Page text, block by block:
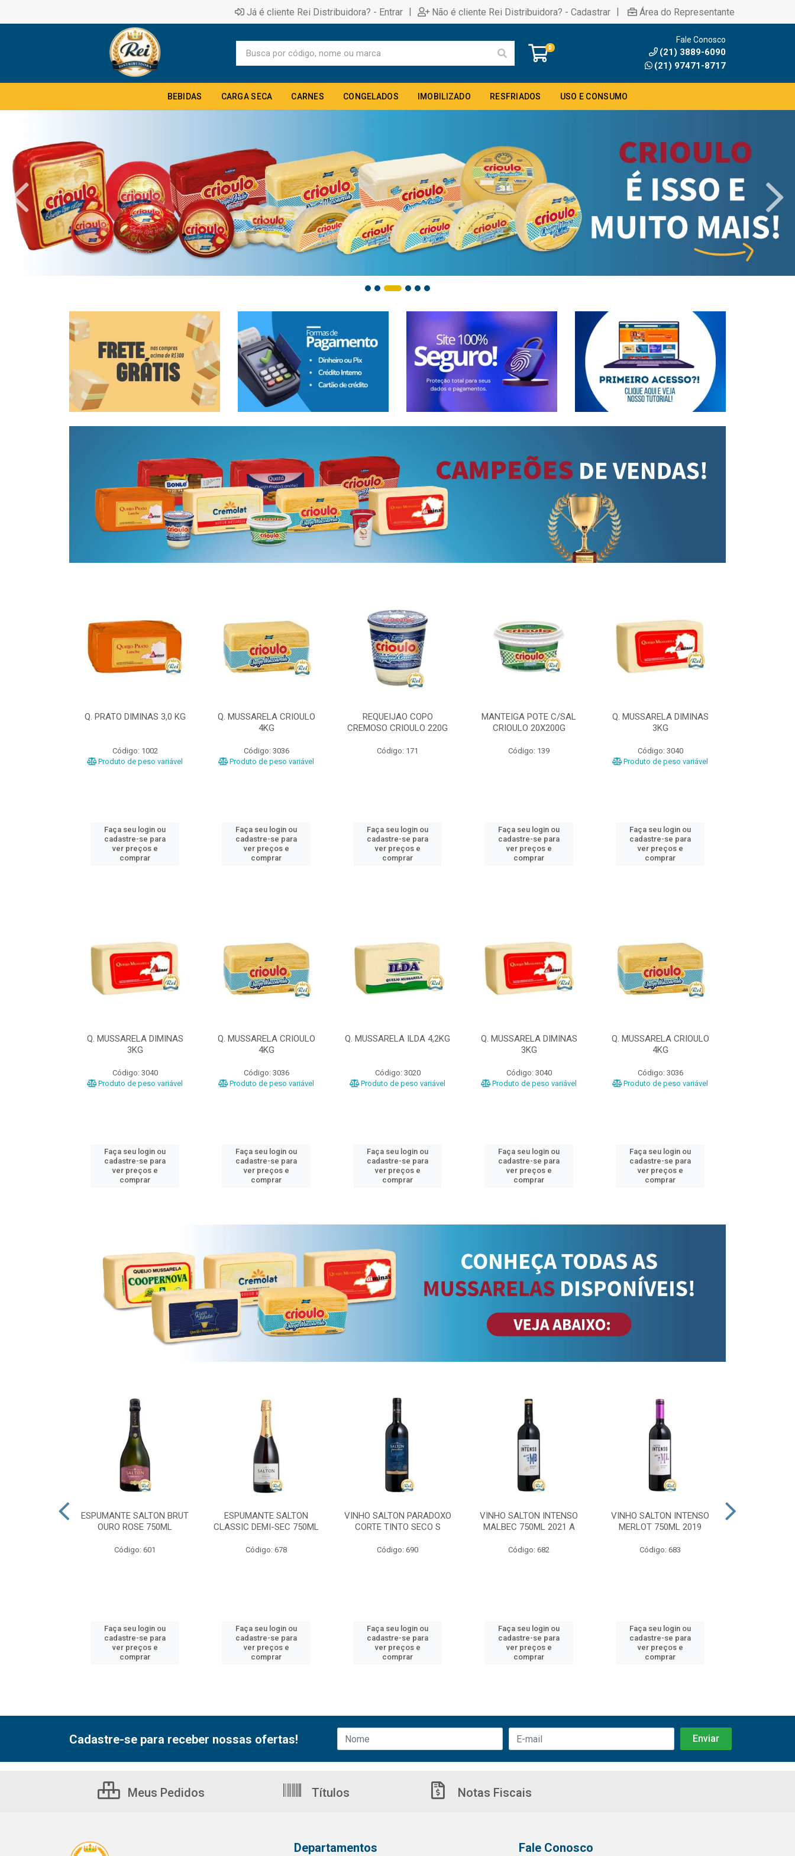
Já é cliente Rei Distribuidora? - Entrar | Não é cliente Rei Distribuidora? - Cadastrar | Área do Representante
0
Fale Conosco
(21) 3889-6090
(21) 97471-8717
BEBIDAS CARGA SECA CARNES CONGELADOS IMOBILIZADO RESFRIADOS USO E CONSUMO
Q. PRATO DIMINAS 3,0 KG
Código: 1002
Produto de peso variável
Faça seu login ou
cadastre-se para
ver preços e
comprar
Q. MUSSARELA CRIOULO
4KG
Código: 3036
Produto de peso variável
Faça seu login ou
cadastre-se para
ver preços e
comprar
REQUEIJAO COPO
CREMOSO CRIOULO 220G
Código: 171
Faça seu login ou
cadastre-se para
ver preços e
comprar
MANTEIGA POTE C/SAL
CRIOULO 20X200G
Código: 139
Faça seu login ou
cadastre-se para
ver preços e
comprar
Q. MUSSARELA DIMINAS
3KG
Código: 3040
Produto de peso variável
Faça seu login ou
cadastre-se para
ver preços e
comprar
Q. MUSSARELA DIMINAS
3KG
Código: 3040
Produto de peso variável
Faça seu login ou
cadastre-se para
ver preços e
comprar
Q. MUSSARELA CRIOULO
4KG
Código: 3036
Produto de peso variável
Faça seu login ou
cadastre-se para
ver preços e
comprar
Q. MUSSARELA ILDA 4,2KG
Código: 3020
Produto de peso variável
Faça seu login ou
cadastre-se para
ver preços e
comprar
Q. MUSSARELA DIMINAS
3KG
Código: 3040
Produto de peso variável
Faça seu login ou
cadastre-se para
ver preços e
comprar
Q. MUSSARELA CRIOULO
4KG
Código: 3036
Produto de peso variável
Faça seu login ou
cadastre-se para
ver preços e
comprar
ESPUMANTE SALTON BRUT
OURO ROSE 750ML
Código: 601
Faça seu login ou
cadastre-se para
ver preços e
comprar
ESPUMANTE SALTON
CLASSIC DEMI-SEC 750ML
Código: 678
Faça seu login ou
cadastre-se para
ver preços e
comprar
VINHO SALTON PARADOXO
CORTE TINTO SECO S
Código: 690
Faça seu login ou
cadastre-se para
ver preços e
comprar
VINHO SALTON INTENSO
MALBEC 750ML 2021 A
Código: 682
Faça seu login ou
cadastre-se para
ver preços e
comprar
VINHO SALTON INTENSO
MERLOT 750ML 2019
Código: 683
Faça seu login ou
cadastre-se para
ver preços e
comprar
Cadastre-se para receber nossas ofertas!
Meus Pedidos Títulos Notas Fiscais
Departamentos Fale Conosco